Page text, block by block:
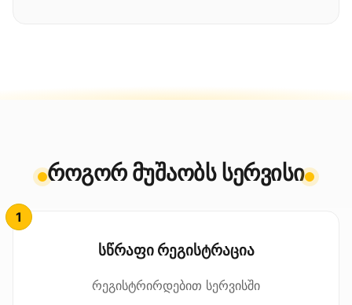
როგორ მუშაობს სერვისი
სწრაფი რეგისტრაცია
რეგისტრირდებით სერვისში